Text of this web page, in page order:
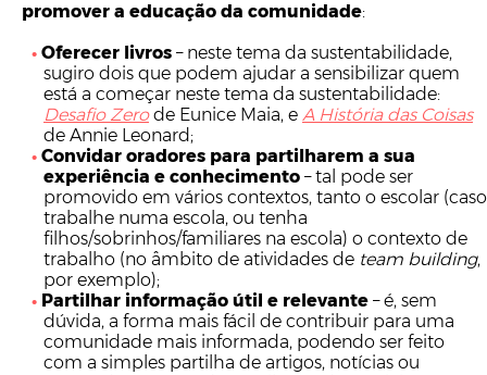
promover a educação da comunidade:
Oferecer livros– neste tema da sustentabilidade,
sugiro dois que podem ajudar a sensibilizar quem
está a começar neste tema da sustentabilidade:
Desafio Zerode Eunice Maia, e A História das Coisas
de Annie Leonard;
Convidar oradores para partilharem a sua
experiência e conhecimento – tal pode ser
promovido em vários contextos, tanto o escolar (caso
trabalhe numa escola, ou tenha
filhos/sobrinhos/familiares na escola) o contexto de
trabalho (no âmbito de atividades de team building,
por exemplo);
Partilhar informação útil e relevante– é, sem
dúvida, a forma mais fácil de contribuir para uma
comunidade mais informada, podendo ser feito
com a simples partilha de artigos, notícias ou